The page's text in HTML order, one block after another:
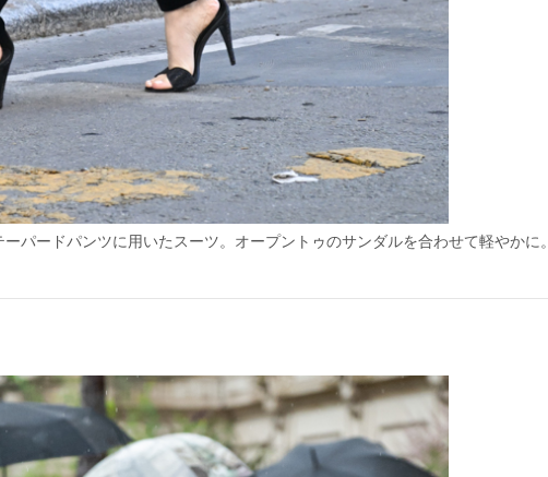
パードパンツに用いたスーツ。オープントゥのサンダルを合わせて軽やかに。